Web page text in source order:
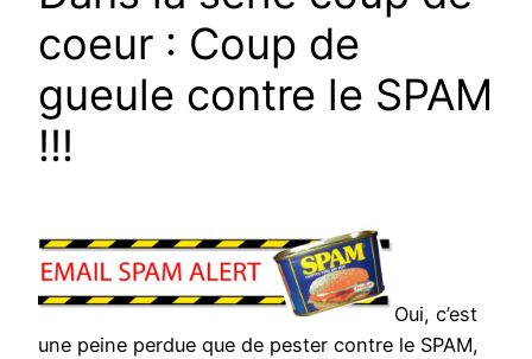
coeur : Coup de
gueule contre le SPAM
!!!
Oui, c’est
une peine perdue que de pester contre le SPAM,